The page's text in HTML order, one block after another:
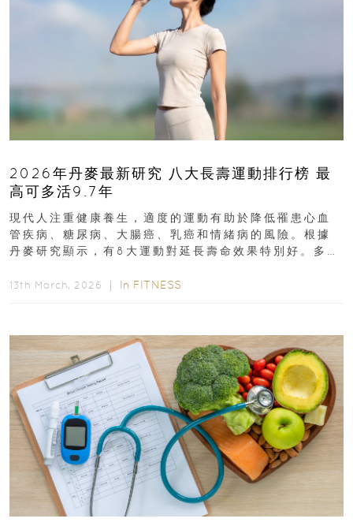
2026年丹麥最新研究 八大長壽運動排行榜 最
高可多活9.7年
現代人注重健康養生，適度的運動有助於降低罹患心血
管疾病、糖尿病、大腸癌、乳癌和情緒病的風險。根據
丹麥研究顯示，有8大運動對延長壽命效果特別好。多做
13th March, 2026 ｜ In FITNESS